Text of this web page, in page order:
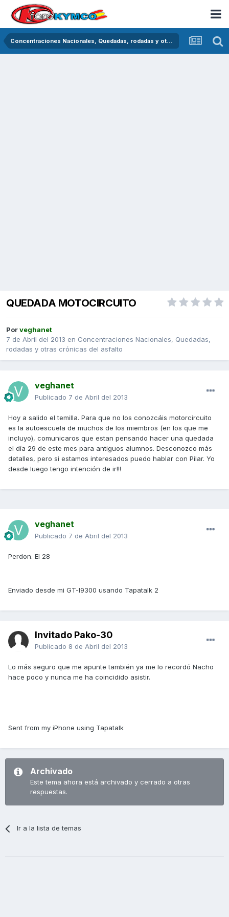
Concentraciones Nacionales, Quedadas, rodadas y otras crónicas del asfalto
QUEDADA MOTOCIRCUITO
Porveghanet
7 de Abril del 2013 en Concentraciones Nacionales, Quedadas,
rodadas y otras crónicas del asfalto
veghanet
Publicado 7 de Abril del 2013
Hoy a salido el temilla. Para que no los conozcáis motorcircuito
es la autoescuela de muchos de los miembros (en los que me
incluyo), comunicaros que estan pensando hacer una quedada
el día 29 de este mes para antiguos alumnos. Desconozco más
detalles, pero si estamos interesados puedo hablar con Pilar. Yo
desde luego tengo intención de ir!!!
veghanet
Publicado 7 de Abril del 2013
Perdon. El 28
Enviado desde mi GT-I9300 usando Tapatalk 2
Invitado Pako-30
Publicado 8 de Abril del 2013
Lo más seguro que me apunte también ya me lo recordó Nacho
hace poco y nunca me ha coincidido asistir.
Sent from my iPhone using Tapatalk
Archivado
Este tema ahora está archivado y cerrado a otras
respuestas.
Ir a la lista de temas